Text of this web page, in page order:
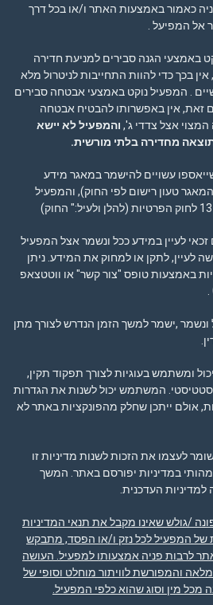
כאמור באמצעות האתר ו/או בכל דרך
המפיעל .
באמצעי הגנה סבירים למניעת חדירה
בכך כדי להוות התחייבות לניטרול מלא
. המפעיל נוקט באמצעי אבטחה סבירים
זאת, אין באפשרותו להבטיח אבטחה
אצל צדדי ג', והמפעיל לא יישא
מחדירה בלתי מורשית.
עשויים להישמר במאגר מידע
טעון רישום לפי החוק), והמפעיל
לעיין במידע ככל ונשמר אצל המפעיל
לעיין, לתקן או למחוק את המידע. ניתן
באמצעות טופס "צור קשר" או ווטטצאפ
ונשמר ,ישמר למשך הזמן הנדרש לצורך מתן
ומשתמש בעוגיות לצורך תפקוד תקין,
סטטיסטי. המשתמש יכול לשנות את הגדרות
אולם ייתכן שחלק מהפונקציות באתר לא
לעצמו את הזכות לשנות מדיניות זו
במדיניות יפורסם באתר. המשך
העדכנית.
/גולש שאינו מקבל את תנאי המדיניות
של המפעיל לכל נזק ו/או הפסד, מתבקש
לרבות פניה אמצעותו למפעיל. העושה
והמפורשת לוויתור מוחלט וסופי של
מכל מין וסוג שהוא כלפי המפעיל.